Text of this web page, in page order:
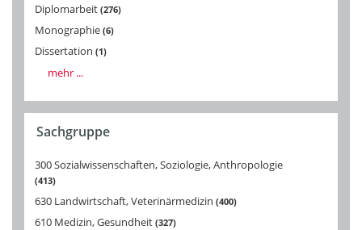
Diplomarbeit 276
Monographie 6
Dissertation 1
mehr ...
Sachgruppe
300 Sozialwissenschaften, Soziologie, Anthropologie
413
630 Landwirtschaft, Veterinärmedizin 400
610 Medizin, Gesundheit 327